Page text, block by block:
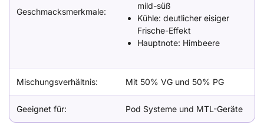
Geschmacksmerkmale:
mild-süß
Kühle: deutlicher eisiger
Frische-Effekt
Hauptnote: Himbeere
Mischungsverhältnis: Mit 50% VG und 50% PG
Geeignet für: Pod Systeme und MTL-Geräte